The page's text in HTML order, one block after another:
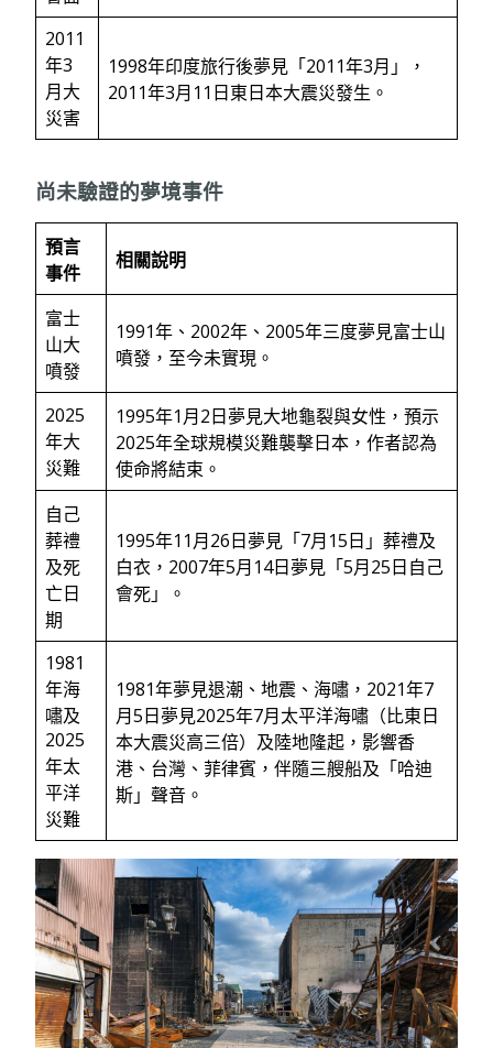
2011
年3
月大
災害
1998年印度旅行後夢見「2011年3月」，
2011年3月11日東日本大震災發生。
尚未驗證的夢境事件
預言
事件
相關說明
富士
山大
噴發
1991年、2002年、2005年三度夢見富士山
噴發，至今未實現。
2025
年大
災難
1995年1月2日夢見大地龜裂與女性，預示
2025年全球規模災難襲擊日本，作者認為
使命將結束。
自己
葬禮
及死
亡日
期
1995年11月26日夢見「7月15日」葬禮及
白衣，2007年5月14日夢見「5月25日自己
會死」。
1981
年海
嘯及
2025
年太
平洋
災難
1981年夢見退潮、地震、海嘯，2021年7
月5日夢見2025年7月太平洋海嘯（比東日
本大震災高三倍）及陸地隆起，影響香
港、台灣、菲律賓，伴隨三艘船及「哈迪
斯」聲音。